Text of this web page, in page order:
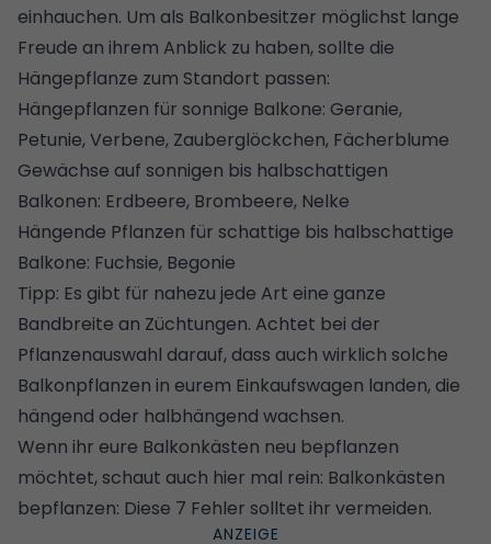
einhauchen. Um als Balkonbesitzer möglichst lange
Freude an ihrem Anblick zu haben, sollte die
Hängepflanze zum Standort passen:
Hängepflanzen für sonnige Balkone: Geranie,
Petunie, Verbene, Zauberglöckchen, Fächerblume
Gewächse auf sonnigen bis halbschattigen
Balkonen: Erdbeere, Brombeere, Nelke
Hängende Pflanzen für schattige bis halbschattige
Balkone: Fuchsie, Begonie
Tipp: Es gibt für nahezu jede Art eine ganze
Bandbreite an Züchtungen. Achtet bei der
Pflanzenauswahl darauf, dass auch wirklich solche
Balkonpflanzen in eurem Einkaufswagen landen, die
hängend oder halbhängend wachsen.
Wenn ihr eure Balkonkästen neu bepflanzen
möchtet, schaut auch hier mal rein: Balkonkästen
bepflanzen: Diese 7 Fehler solltet ihr vermeiden.